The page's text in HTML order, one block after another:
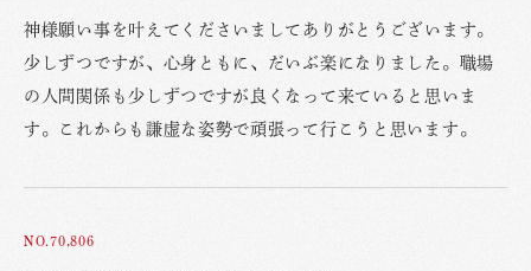
神様願い事を叶えてくださいましてありがとうございます。
少しずつですが、心身ともに、だいぶ楽になりました。職場
の人間関係も少しずつですが良くなって来ていると思いま
す。これからも謙虚な姿勢で頑張って行こうと思います。
NO.70,806